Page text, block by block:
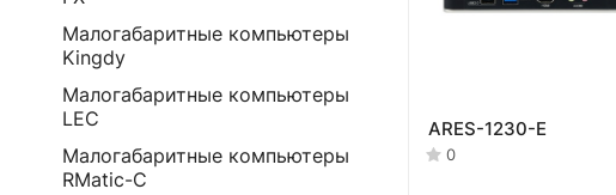
ARES-1230-E
0
Малогабаритные компьютеры
Kingdy
Малогабаритные компьютеры
LEC
Малогабаритные компьютеры
RMatic-C